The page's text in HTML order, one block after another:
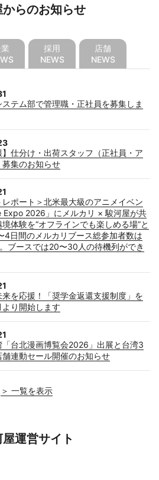
らのお知らせ
採用
NEWS
店舗
NEWS
テム部で管理職・正社員を募集しま
】仕分け・出荷スタッフ（正社員・ア
募集のお知らせ
レポート＞北米最大級のアニメイベン
Expo 2026」にメルカリ × 駿河屋が共
体験を“オフラインでも楽しめる場”と
4日間のメルカリブース総参加者数は
ブースでは20〜30人の待機列ができ
を応援！「奨学金返還支援制度」を
り開始します
「台北漫画博覧会2026」出展と台湾3
舗連動セール開催のお知らせ
＞ 一覧を表示
運営サイト